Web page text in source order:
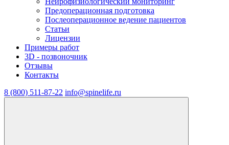
Предоперационная подготовка
Послеоперационное ведение пациентов
Статьи
Лицензии
Примеры работ
3D - позвоночник
Отзывы
Контакты
8 (800) 511-87-22 info@spinelife.ru